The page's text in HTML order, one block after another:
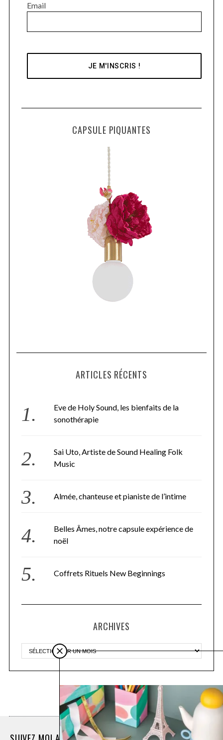
Email
CAPSULE PIQUANTES
ARTICLES RÉCENTS
Eve de Holy Sound, les bienfaits de la
sonothérapie
Sai Uto, Artiste de Sound Healing Folk
Music
Almée, chanteuse et pianiste de l’intime
Belles Âmes, notre capsule expérience de
noël
Coffrets Rituels New Beginnings
ARCHIVES
Plus d'articles